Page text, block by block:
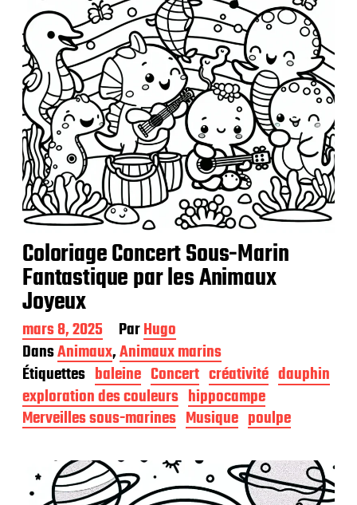
t
i
o
n
Coloriage Concert Sous-Marin
Fantastique par les Animaux
Joyeux
D
a
t
e
d
e
p
mars 8, 2025 ParHugo
DansAnimaux,Animaux marins
Étiquettes baleine Concert créativité dauphin
exploration des couleurs hippocampe
Merveilles sous-marines Musique poulpe